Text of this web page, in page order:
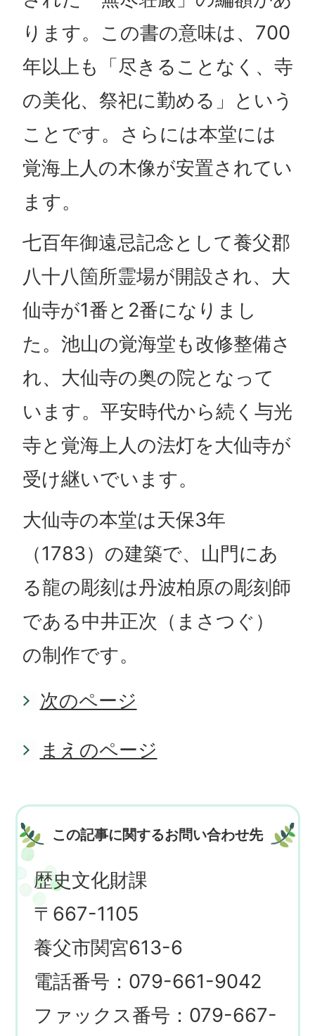
ります。この書の意味は、700
年以上も「尽きることなく、寺
の美化、祭祀に勤める」という
ことです。さらには本堂には
覚海上人の木像が安置されてい
ます。
七百年御遠忌記念として養父郡
八十八箇所霊場が開設され、大
仙寺が1番と2番になりまし
た。池山の覚海堂も改修整備さ
れ、大仙寺の奥の院となって
います。平安時代から続く与光
寺と覚海上人の法灯を大仙寺が
受け継いでいます。
大仙寺の本堂は天保3年
（1783）の建築で、山門にあ
る龍の彫刻は丹波柏原の彫刻師
である中井正次（まさつぐ）
の制作です。
次のページ
まえのページ
この記事に関するお問い合わせ先
歴史文化財課
〒667-1105
養父市関宮613-6
電話番号：079-661-9042
ファックス番号：079-667-